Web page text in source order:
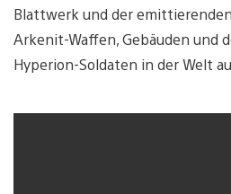
Blattwerk und der
Arkenit-Waffen, Gebäuden und
Hyperion-Soldaten in der Welt